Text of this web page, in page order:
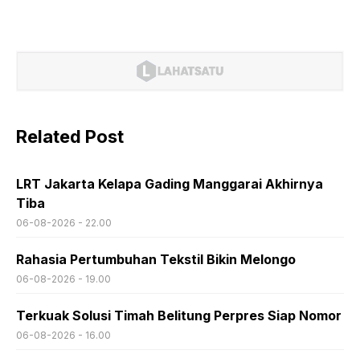
Related Post
LRT Jakarta Kelapa Gading Manggarai Akhirnya
Tiba
06-08-2026 - 22.00
Rahasia Pertumbuhan Tekstil Bikin Melongo
06-08-2026 - 19.00
Terkuak Solusi Timah Belitung Perpres Siap Nomor
06-08-2026 - 16.00